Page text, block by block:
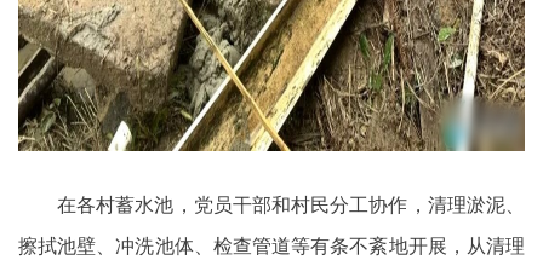
在各村蓄水池，党员干部和村民分工协作，清理淤泥、
擦拭池壁、冲洗池体、检查管道等有条不紊地开展，从清理